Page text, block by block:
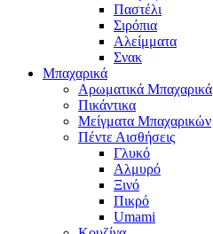
Παστέλι
Σιρόπια
Αλείμματα
Σνακ
Μπαχαρικά
Αρωματικά Μπαχαρικά
Πικάντικα
Μείγματα Μπαχαρικών
Πέντε Αισθήσεις
Γλυκό
Αλμυρό
Ξινό
Πικρό
Umami